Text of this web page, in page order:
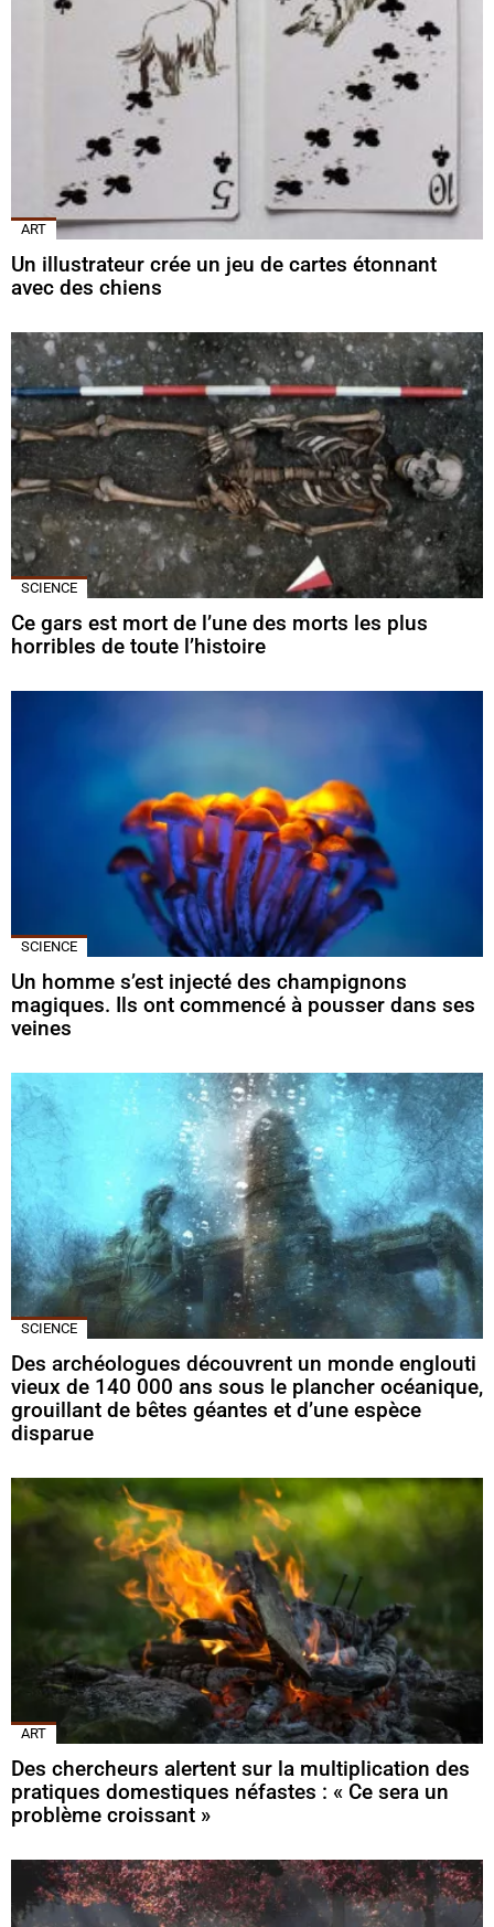
ART
Un illustrateur crée un jeu de cartes étonnant
avec des chiens
SCIENCE
Ce gars est mort de l’une des morts les plus
horribles de toute l’histoire
SCIENCE
Un homme s’est injecté des champignons
magiques. Ils ont commencé à pousser dans ses
veines
SCIENCE
Des archéologues découvrent un monde englouti
vieux de 140 000 ans sous le plancher océanique,
grouillant de bêtes géantes et d’une espèce
disparue
ART
Des chercheurs alertent sur la multiplication des
pratiques domestiques néfastes : « Ce sera un
problème croissant »